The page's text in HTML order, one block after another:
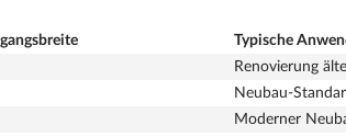
Typische
Renovierung
Neubau-
Moderner